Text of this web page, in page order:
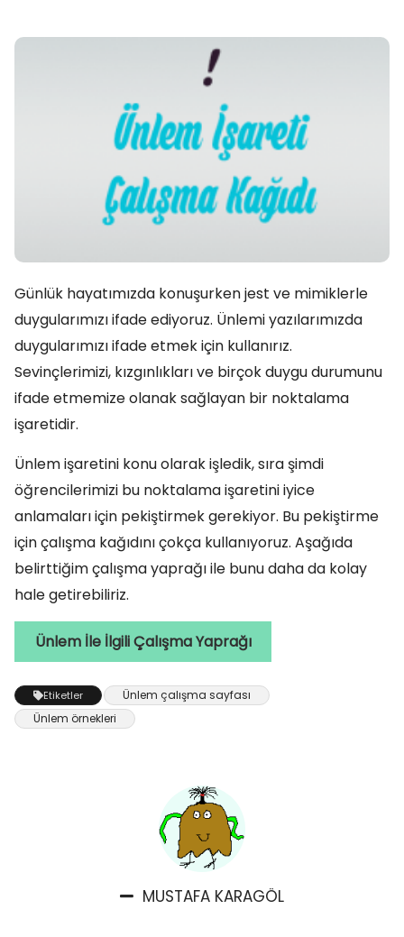
Günlük hayatımızda konuşurken jest ve mimiklerle
duygularımızı ifade ediyoruz. Ünlemi yazılarımızda
duygularımızı ifade etmek için kullanırız.
Sevinçlerimizi, kızgınlıkları ve birçok duygu durumunu
ifade etmemize olanak sağlayan bir noktalama
işaretidir.
Ünlem işaretini konu olarak işledik, sıra şimdi
öğrencilerimizi bu noktalama işaretini iyice
anlamaları için pekiştirmek gerekiyor. Bu pekiştirme
için çalışma kağıdını çokça kullanıyoruz. Aşağıda
belirttiğim çalışma yaprağı ile bunu daha da kolay
hale getirebiliriz.
Ünlem İle İlgili Çalışma Yaprağı
Etiketler
Ünlem çalışma sayfası
Ünlem örnekleri
MUSTAFA KARAGÖL